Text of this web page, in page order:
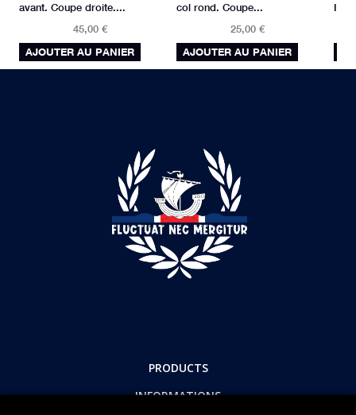
avant. Coupe droite....
45,00 €
AJOUTER AU PANIER
col rond. Coupe...
25,00 €
AJOUTER AU PANIER
PRODUCTS
INFORMATIONS